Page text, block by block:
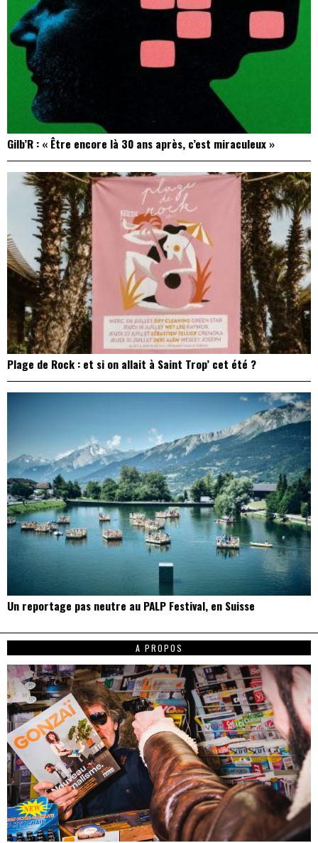
Gilb’R : « Être encore là 30 ans après, c’est miraculeux »
Plage de Rock : et si on allait à Saint Trop’ cet été ?
Un reportage pas neutre au PALP Festival, en Suisse
A PROPOS